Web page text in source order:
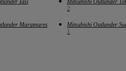
Iasi
Mitsubishi Outlander
2
Maramures
Mitsubishi Outlander
1